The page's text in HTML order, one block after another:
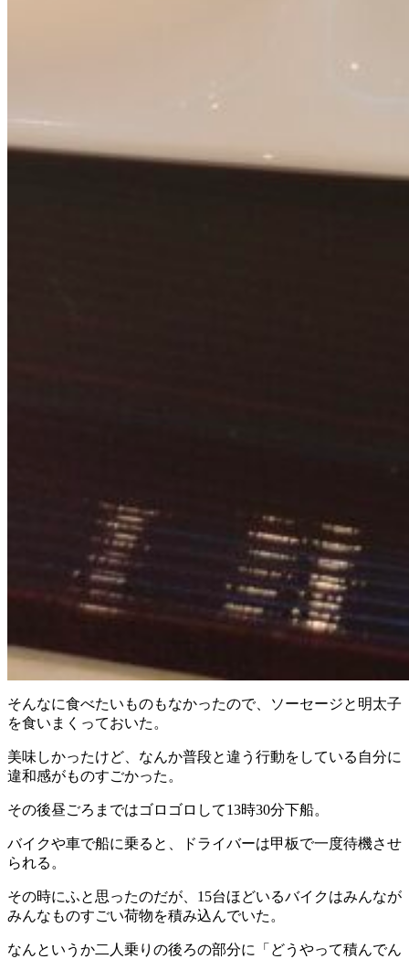
そんなに食べたいものもなかったので、ソーセージと明太子
を食いまくっておいた。
美味しかったけど、なんか普段と違う行動をしている自分に
違和感がものすごかった。
その後昼ごろまではゴロゴロして13時30分下船。
バイクや車で船に乗ると、ドライバーは甲板で一度待機させ
られる。
その時にふと思ったのだが、15台ほどいるバイクはみんなが
みんなものすごい荷物を積み込んでいた。
なんというか二人乗りの後ろの部分に「どうやって積んでん